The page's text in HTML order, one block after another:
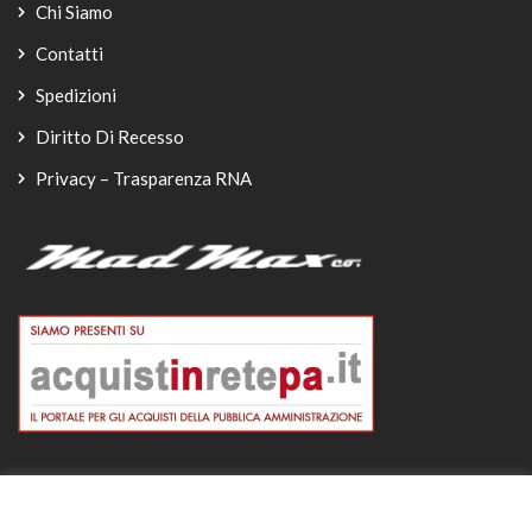
Chi Siamo
Contatti
Spedizioni
Diritto Di Recesso
Privacy – Trasparenza RNA